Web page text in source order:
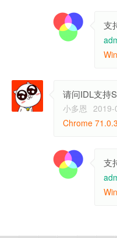
支
请问IDL支持
小多恩 2019-
Chrome
支